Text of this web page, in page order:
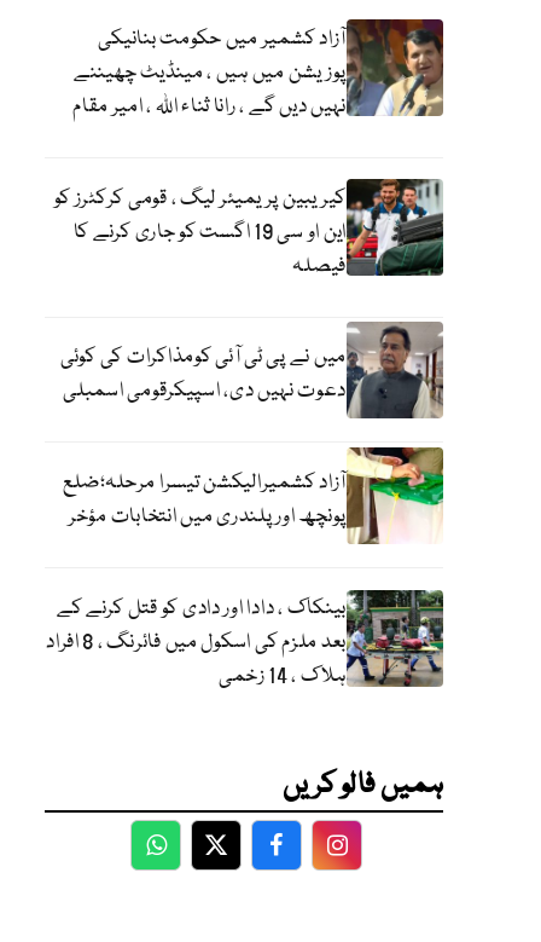
آزاد کشمیر میں حکومت بنانیکی
پوزیشن میں ہیں ، مینڈیٹ چھیننے
نہیں دیں گے ، رانا ثناء اللہ ، امیر مقام
کیریبین پریمیئر لیگ ، قومی کرکٹرز کو
این او سی 19 اگست کو جاری کرنے کا
فیصلہ
میں نے پی ٹی آئی کومذاکرات کی کوئی
دعوت نہیں دی، اسپیکرقومی اسمبلی
آزاد کشمیرالیکشن تیسرا مرحلہ؛ضلع
پونچھ اور پلندری میں انتخابات مؤخر
بینکاک ، دادا اور دادی کو قتل کرنے کے
بعد ملزم کی اسکول میں فائرنگ ، 8 افراد
ہلاک ، 14 زخمی
ہمیں فالو کریں
WhatsApp
TwitterFacebookFacebook